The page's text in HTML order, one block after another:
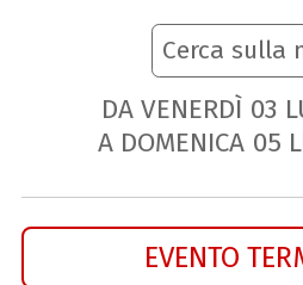
Cerca sulla
DA VENERDÌ 03
A DOMENICA 05
EVENTO